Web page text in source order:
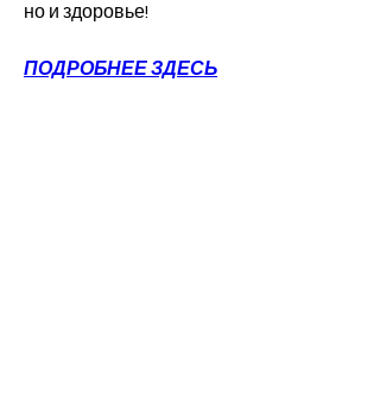
но и здоровье!
ПОДРОБНЕЕ ЗДЕСЬ